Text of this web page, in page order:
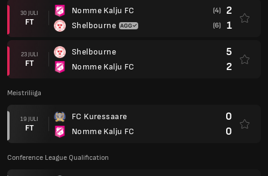
30 JULI
FT
Nomme Kalju FC
Shelbourne
(4) 2
(6) 1
23 JULI
FT
Shelbourne
Nomme Kalju FC
5
2
Meistriliiga
19 JULI
FT
FC Kuressaare
Nomme Kalju FC
0
0
Conference League Qualification